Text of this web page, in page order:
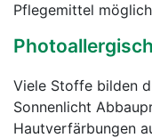
Pflegemittel
Viele Stoffe bilden
Sonnenlicht
Hautverfärbungen